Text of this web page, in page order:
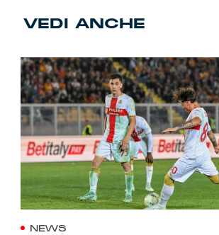
VEDI ANCHE
NEWS